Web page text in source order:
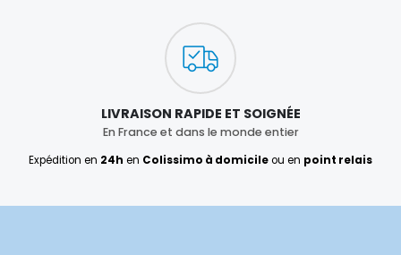
LIVRAISON RAPIDE ET SOIGNÉE
En France et dans le monde entier
Expédition en 24h en Colissimo à domicileou en point relais